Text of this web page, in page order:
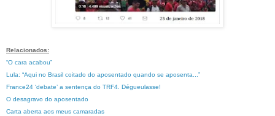
Relacionados:
“O cara acabou”
Lula: “Aqui no Brasil coitado do aposentado quando se aposenta...”
France24 ‘debate’ a sentença do TRF4. Dégueulasse!
O desagravo do aposentado
Carta aberta aos meus camaradas